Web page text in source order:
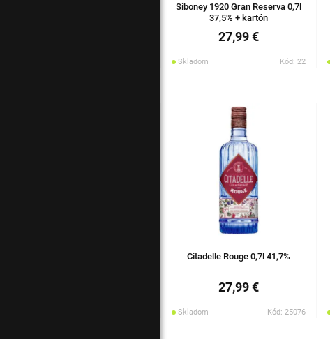
Siboney 1920 Gran Reserva 0,7l
37,5% + kartón
27,99 €
Skladom Kód: 22
Citadelle Rouge 0,7l 41,7%
27,99 €
Skladom Kód: 25076